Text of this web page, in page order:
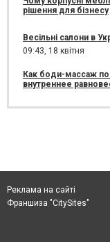
рішення для бізнесу
Весільні салони в
09:43, 18 квітня
Как боди-массаж
внутреннее
Реклама на сайті
Франшиза "CitySites"